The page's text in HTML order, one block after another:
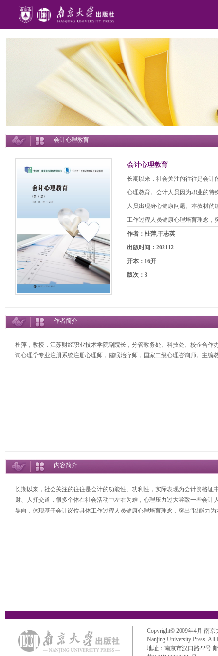
会计心理教育
会计心理教育
长期以来，社会关注的往往是会计
心理教育。会计人员因为职业的特
人员出现身心健康问题。本教材
工作过程人员健康心理培育理念，
作者：杜萍,于志英
出版时间：202112
开本：16开
版次：3
作者简介
杜萍，教授，江苏财经职业技术学院副院长，分管教务处、科技处、校企合
询心理学专业注册系统注册心理师，催眠治疗师，国家二级心理咨询师。主
内容简介
长期以来，社会关注的往往是会计的功能性、功利性，实际表现为会计资格
财、人打交道，很多个体在社会活动中左右为难，心理压力过大导致一些会
导向，体现基于会计岗位具体工作过程人员健康心理培育理念，突出“以能力
Copyright© 2009年4月 南京
Nanjing University Press. All
地址：南京市汉口路22号